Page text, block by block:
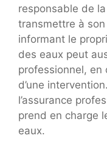
responsable de
transmettre à
informant le
des eaux peut
professionnel, en
d’une
l’assurance
prend en charge
eaux.